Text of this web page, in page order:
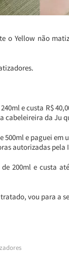
o Yellow não
e custa R$
cabeleireira da Ju
500ml e paguei
autorizadas
200ml e custa
vou para a